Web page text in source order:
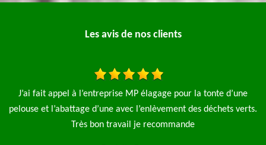
Les avis de nos clients
verts.
Je fais appel à l'entreprise élagage pro pour l'élagage de
saules et aussi la pose d'une clôture de 90 m le travail a
rapide et net je n'hésiterai pas à refaire appel à cette